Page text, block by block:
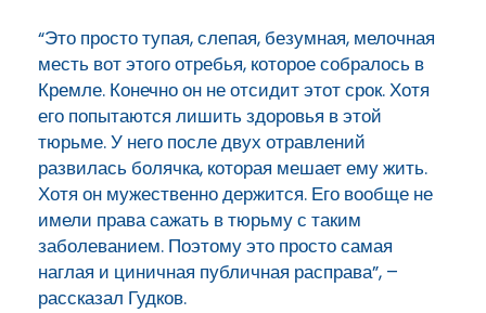
“Это просто тупая, слепая, безумная, мелочная
месть вот этого отребья, которое собралось в
Кремле. Конечно он не отсидит этот срок. Хотя
его попытаются лишить здоровья в этой
тюрьме. У него после двух отравлений
развилась болячка, которая мешает ему жить.
Хотя он мужественно держится. Его вообще не
имели права сажать в тюрьму с таким
заболеванием. Поэтому это просто самая
наглая и циничная публичная расправа”, –
рассказал Гудков.